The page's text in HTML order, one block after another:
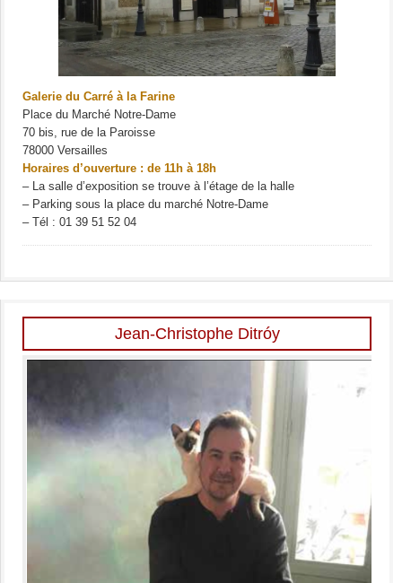
Galerie du Carré à la Farine
Place du Marché Notre-Dame
70 bis, rue de la Paroisse
78000 Versailles
Horaires d’ouverture : de 11h à 18h
– La salle d’exposition se trouve à l’étage de la halle
– Parking sous la place du marché Notre-Dame
– Tél : 01 39 51 52 04
Jean-Christophe Ditróy